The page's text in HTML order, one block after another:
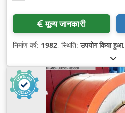
मूल्य जानकारी
निर्माण वर्ष: 1982, स्थिति:उपयोग किया हुआ,